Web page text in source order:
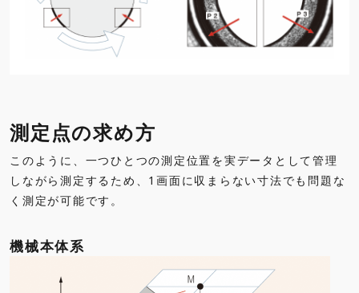
測定点の求め方
このように、一つひとつの測定位置を実データとして管理
しながら測定するため、1画面に収まらない寸法でも問題な
く測定が可能です。
機械本体系